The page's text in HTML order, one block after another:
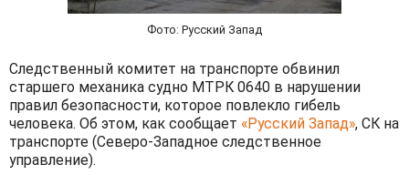
Фото: Русский Запад
Следственный комитет на транспорте обвинил
старшего механика судно МТРК 0640 в нарушении
правил безопасности, которое повлекло гибель
человека. Об этом, как сообщает «Русский Запад», СК на
транспорте (Северо-Западное следственное
управление).